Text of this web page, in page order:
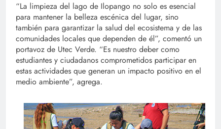
“La limpieza del lago de Ilopango no solo es esencial
para mantener la belleza escénica del lugar, sino
también para garantizar la salud del ecosistema y de las
comunidades locales que dependen de él”, comentó un
portavoz de Utec Verde. “Es nuestro deber como
estudiantes y ciudadanos comprometidos participar en
estas actividades que generan un impacto positivo en el
medio ambiente”, agrega.